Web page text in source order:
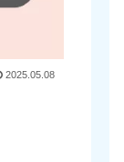
2025.05.08